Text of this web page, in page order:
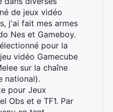
de jeux vidéo
j'ai fait mes armes
Nes et Gameboy.
pour la
vidéo Gamecube
sur la chaîne
national).
pour Jeux
Obs et e TF1. Par